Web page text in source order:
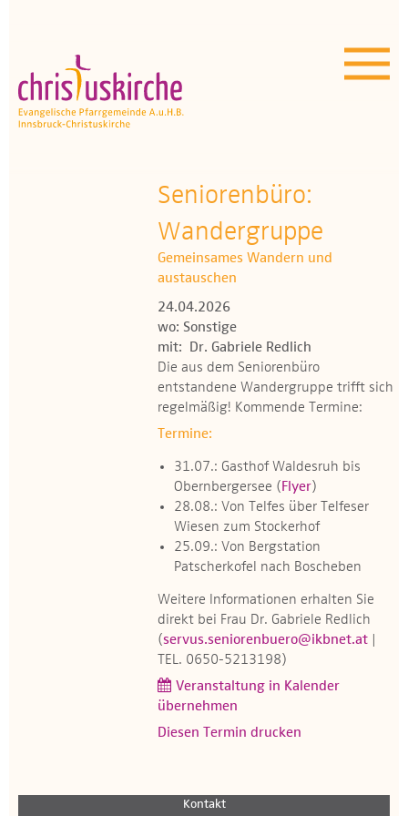
Unser Angebot
OEZ
Wissenswertes
Medien
Kontakt
Seniorenbüro:
Wandergruppe
Gemeinsames Wandern und
austauschen
24.04.2026
wo: Sonstige
mit: Dr. Gabriele Redlich
Die aus dem Seniorenbüro
entstandene Wandergruppe trifft sich
regelmäßig! Kommende Termine:
Termine:
31.07.: Gasthof Waldesruh bis
Obernbergersee ( Flyer)
28.08.: Von Telfes über Telfeser
Wiesen zum Stockerhof
25.09.: Von Bergstation
Patscherkofel nach Boscheben
Weitere Informationen erhalten Sie
direkt bei Frau Dr. Gabriele Redlich
(servus.seniorenbuero@ikbnet.at
TEL. 0650-5213198)
Veranstaltung in Kalender
übernehmen
Diesen Termin drucken
Kontakt